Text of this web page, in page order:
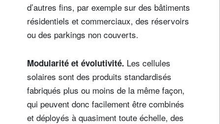
d’autres fins, par exemple sur des bâtiments
résidentiels et commerciaux, des réservoirs
ou des parkings non couverts.
Modularité et évolutivité. Les cellules
solaires sont des produits standardisés
fabriqués plus ou moins de la même façon,
qui peuvent donc facilement être combinés
et déployés à quasiment toute échelle, des